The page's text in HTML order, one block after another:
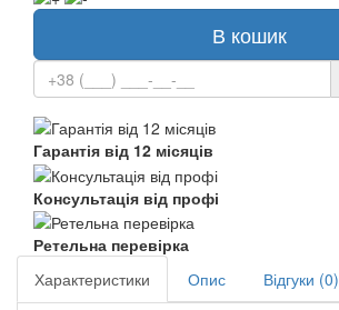
В кошик
Гарантія від 12 місяців
Консультація від профі
Ретельна перевірка
Характеристики
Опис
Відгуки (0)